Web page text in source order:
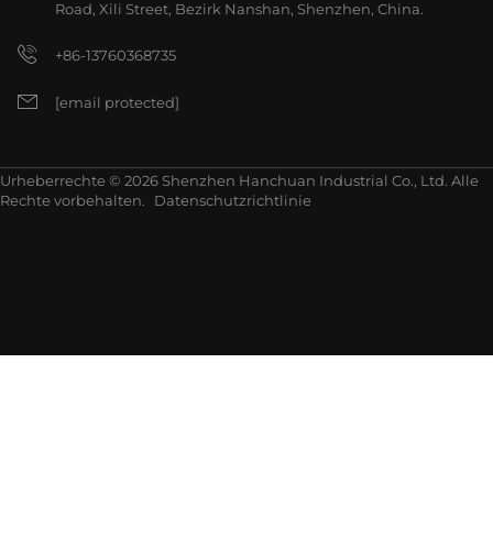
Road, Xili Street, Bezirk Nanshan, Shenzhen, China.
+86-13760368735
[email protected]
Urheberrechte © 2026 Shenzhen Hanchuan Industrial Co., Ltd. Alle
Rechte vorbehalten.
Datenschutzrichtlinie